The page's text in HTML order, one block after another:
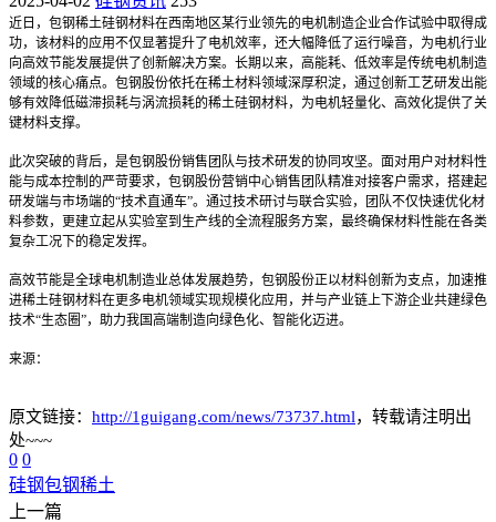
近日，包钢稀土硅钢材料在西南地区某行业领先的电机制造企业合作试验中取得成
功，该材料的应用不仅显著提升了电机效率，还大幅降低了运行噪音，为电机行业
向高效节能发展提供了创新解决方案。长期以来，高能耗、低效率是传统电机制造
领域的核心痛点。包钢股份依托在稀土材料领域深厚积淀，通过创新工艺研发出能
够有效降低磁滞损耗与涡流损耗的稀土硅钢材料，为电机轻量化、高效化提供了关
键材料支撑。
此次突破的背后，是包钢股份销售团队与技术研发的协同攻坚。面对用户对材料性
能与成本控制的严苛要求，包钢股份营销中心销售团队精准对接客户需求，搭建起
研发端与市场端的“技术直通车”。通过技术研讨与联合实验，团队不仅快速优化材
料参数，更建立起从实验室到生产线的全流程服务方案，最终确保材料性能在各类
复杂工况下的稳定发挥。
高效节能是全球电机制造业总体发展趋势，包钢股份正以材料创新为支点，加速推
进稀土硅钢材料在更多电机领域实现规模化应用，并与产业链上下游企业共建绿色
技术“生态圈”，助力我国高端制造向绿色化、智能化迈进。
来源：
原文链接： http://1guigang.com/news/73737.html，转载请注明出
处~~~
0 0
硅钢包钢稀土
上一篇